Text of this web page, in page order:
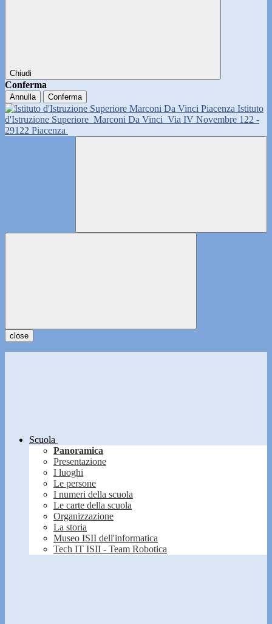
Chiudi
Conferma
Annulla Conferma
Istituto
d'Istruzione Superiore Marconi Da Vinci Via IV Novembre 122 -
29122 Piacenza
close
Scuola
Panoramica
Presentazione
I luoghi
Le persone
I numeri della scuola
Le carte della scuola
Organizzazione
La storia
Museo ISII dell'informatica
Tech IT ISII - Team Robotica